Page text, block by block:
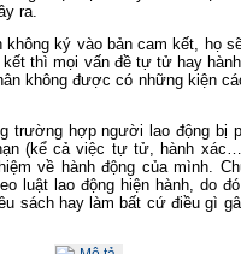
ra.
ký vào bản cam kết, họ
thì mọi vấn đề tự tử hay
không được có những kiện
trường hợp người lao động bị
(kể cả việc tự tử, hành
về hành động của mình.
luật lao động hiện hành, do
sách hay làm bất cứ điều gì